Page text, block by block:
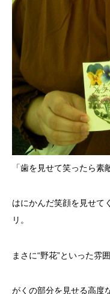
「歯を見せて笑ったら
はにかんだ笑顔を見せて
リ。
まさに“野花”といった雰
がくの部分を見せる高度